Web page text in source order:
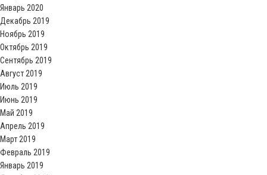
Январь 2020
Декабрь 2019
Ноябрь 2019
Октябрь 2019
Сентябрь 2019
Август 2019
Июль 2019
Июнь 2019
Май 2019
Апрель 2019
Март 2019
Февраль 2019
Январь 2019